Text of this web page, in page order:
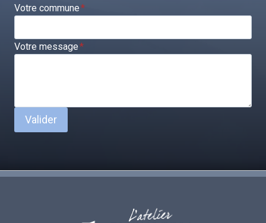
Votre commune*
Votre message*
Valider